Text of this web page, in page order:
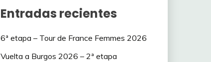
Entradas recientes
6ª etapa – Tour de France Femmes 2026
Vuelta a Burgos 2026 – 2ª etapa